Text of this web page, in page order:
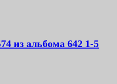
из альбома 642 1-5